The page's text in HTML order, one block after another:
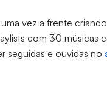
vez a frente
com 30 músicas
seguidas e ouvidas no